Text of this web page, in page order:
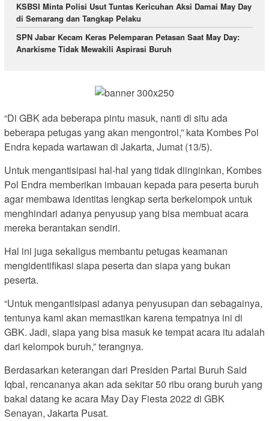
KSBSI Minta Polisi Usut Tuntas Kericuhan Aksi Damai May Day
di Semarang dan Tangkap Pelaku
SPN Jabar Kecam Keras Pelemparan Petasan Saat May Day:
Anarkisme Tidak Mewakili Aspirasi Buruh
“Di GBK ada beberapa pintu masuk, nanti di situ ada
beberapa petugas yang akan mengontrol,” kata Kombes Pol
Endra kepada wartawan di Jakarta, Jumat (13/5).
Untuk mengantisipasi hal-hal yang tidak diinginkan, Kombes
Pol Endra memberikan imbauan kepada para peserta buruh
agar membawa identitas lengkap serta berkelompok untuk
menghindari adanya penyusup yang bisa membuat acara
mereka berantakan sendiri.
Hal ini juga sekaligus membantu petugas keamanan
mengidentifikasi siapa peserta dan siapa yang bukan
peserta.
“Untuk mengantisipasi adanya penyusupan dan sebagainya,
tentunya kami akan memastikan karena tempatnya ini di
GBK. Jadi, siapa yang bisa masuk ke tempat acara itu adalah
dari kelompok buruh,” terangnya.
Berdasarkan keterangan dari Presiden Partai Buruh Said
Iqbal, rencananya akan ada sekitar 50 ribu orang buruh yang
bakal datang ke acara May Day Fiesta 2022 di GBK
Senayan, Jakarta Pusat.